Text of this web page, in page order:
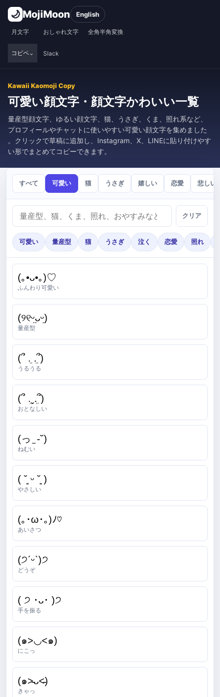
🌙 MojiMoon English
月文字 おしゃれ文字 全角半角変換
コピペ Slack
Kawaii Kaomoji Copy
可愛い顔文字・顔文字かわいい一覧
量産型顔文字、ゆるい顔文字、猫、うさぎ、くま、照れ系など、
プロフィールやチャットに使いやすい可愛い顔文字を集めました
。クリックで草稿に追加し、Instagram、X、LINEに貼り付けやす
い形でまとめてコピーできます。
すべて 可愛い 猫 うさぎ 嬉しい 恋愛 悲しい
クリア
可愛い 量産型 猫 うさぎ 泣く 恋愛 照れ
(｡•ᴗ•｡)♡
ふんわり可愛い
(୨୧ᵕ̤ᴗᵕ̤)
量産型
(՞ ܸ. .ܸ՞)
うるうる
(՞ ܸ.ˬ.ܸ՞)
おとなしい
(っ ̫ -˘)
ねむい
( ˘͈ ᵕ ˘͈ )
やさしい
(｡･ω･｡)ﾉ♡
あいさつ
(੭ˊᵕˋ)੭
どうぞ
( ੭ ･ᴗ･ )੭
手を振る
(๑>◡<๑)
にこっ
(๑˃̵ᴗ˂̵)
きゃっ